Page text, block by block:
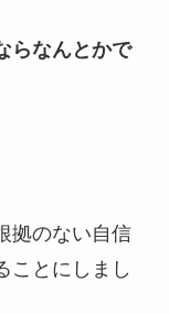
らなんとかで
拠のない自信
ことにしまし